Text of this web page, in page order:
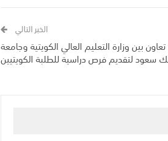
الخبر التالي
تعاون بين وزارة التعليم العالي الكويتية وجامعة
سعود لتقديم فرص دراسية للطلبة الكويتيين